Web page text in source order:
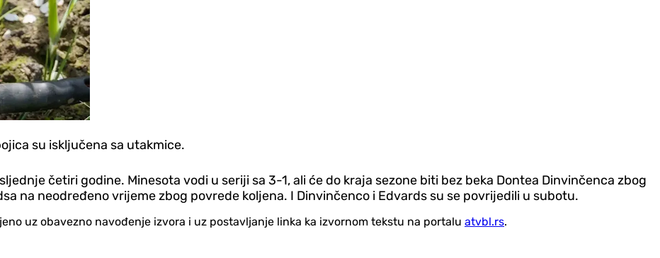
su isključena sa utakmice.
četiri godine. Minesota vodi u seriji sa 3-1, ali će do kraja sezone biti bez beka Dontea Dinvinčenca zbog
na neodređeno vrijeme zbog povrede koljena. I Dinvinčenco i Edvards su se povrijedili u subotu.
uz obavezno navođenje izvora i uz postavljanje linka ka izvornom tekstu na portalu atvbl.rs.